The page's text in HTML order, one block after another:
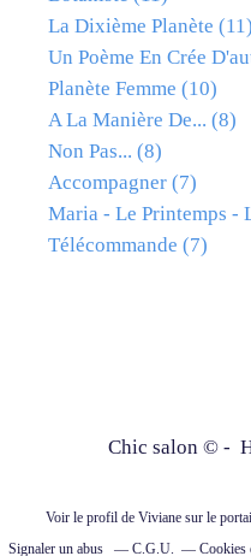
La Dixième Planète (11)
Un Poème En Crée
Planète Femme (10)
A La Manière De... (8)
Non Pas... (8)
Accompagner (7)
Maria - Le Printemps -
Télécommande (7)
Chic salon © -
Voir le profil de Vivianesur le
Signaler un abus
C.G.U. Cookies